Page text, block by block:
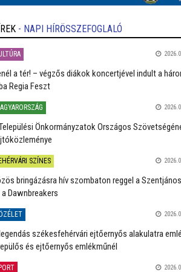
- NAPI HÍRÖSSZEFOGLALÓ
a tér! – végzős diákok koncertjével indult a
Regia Feszt
Önkormányzatok Országos
SZÍNES
bringázásra hív szombaton reggel a
Dawnbreakers
székesfehérvári ejtőernyős alakulatra
és ejtőernyős emlékműnél